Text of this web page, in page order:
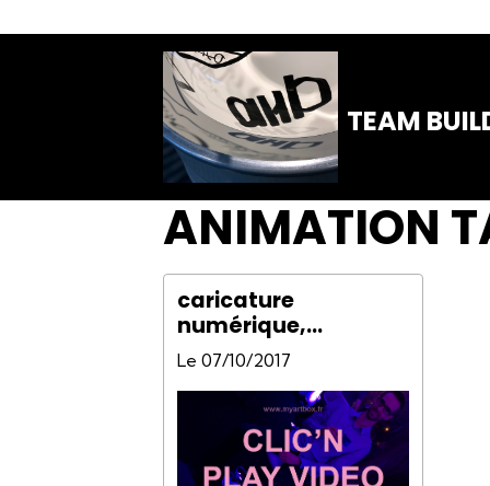
TEAM
ANIMATION
caricature
numérique,
caricature digitale,
Le 07/10/2017